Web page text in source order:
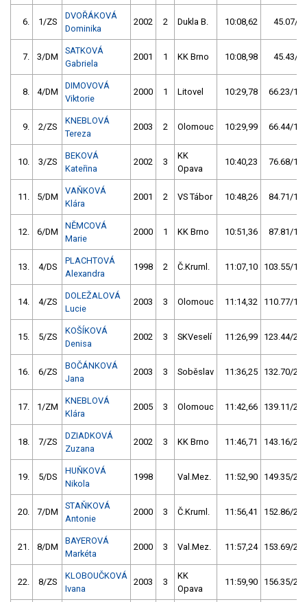
6. 1/ZS
DVOŘÁKOVÁ
Dominika
2002 2 Dukla B. 10:08,62 45.07/
7. 3/DM
SATKOVÁ
Gabriela
2001 1 KK Brno 10:08,98 45.43/
8. 4/DM
DIMOVOVÁ
Viktorie
2000 1 Litovel 10:29,78 66.23/
9. 2/ZS
KNEBLOVÁ
Tereza
2003 2 Olomouc 10:29,99 66.44/
10. 3/ZS
BEKOVÁ
Kateřina
2002 3
KK
Opava
10:40,23 76.68/
11. 5/DM
VAŇKOVÁ
Klára
2001 2 VS Tábor 10:48,26 84.71/
12. 6/DM
NĚMCOVÁ
Marie
2000 1 KK Brno 10:51,36 87.81/
13. 4/DS
PLACHTOVÁ
Alexandra
1998 2 Č.Kruml. 11:07,10 103.55/
14. 4/ZS
DOLEŽALOVÁ
Lucie
2003 3 Olomouc 11:14,32 110.77/
15. 5/ZS
KOŠÍKOVÁ
Denisa
2002 3 SKVeselí 11:26,99 123.44/
16. 6/ZS
BOČÁNKOVÁ
Jana
2003 3 Soběslav 11:36,25 132.70/
17. 1/ZM
KNEBLOVÁ
Klára
2005 3 Olomouc 11:42,66 139.11/
18. 7/ZS
DZIADKOVÁ
Zuzana
2002 3 KK Brno 11:46,71 143.16/
19. 5/DS
HUŇKOVÁ
Nikola
1998 Val.Mez. 11:52,90 149.35/
20. 7/DM
STAŇKOVÁ
Antonie
2000 3 Č.Kruml. 11:56,41 152.86/
21. 8/DM
BAYEROVÁ
Markéta
2000 3 Val.Mez. 11:57,24 153.69/
22. 8/ZS
KLOBOUČKOVÁ
Ivana
2003 3
KK
Opava
11:59,90 156.35/